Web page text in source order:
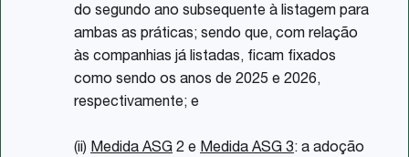
do segundo ano subsequente à listagem para
ambas as práticas; sendo que, com relação
às companhias já listadas, ficam fixados
como sendo os anos de 2025 e 2026,
respectivamente; e
(ii) Medida ASG 2 e Medida ASG 3: a adoção